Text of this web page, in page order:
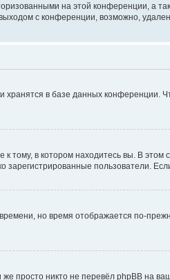
на этой конференции, а
с конференции, возможно,
хранятся в базе данных конференции.
тому, в котором находитесь вы. В
зарегистрированные пользователи.
но время отображается по-
просто никто не перевёл phpBB на